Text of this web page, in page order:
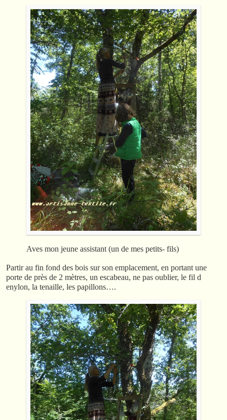
Aves mon jeune assistant (un de mes petits- fils)
Partir au fin fond des bois sur son emplacement, en portant une
porte de près de 2 mètres, un escabeau, ne pas oublier, le fil d
enylon, la tenaille, les papillons….